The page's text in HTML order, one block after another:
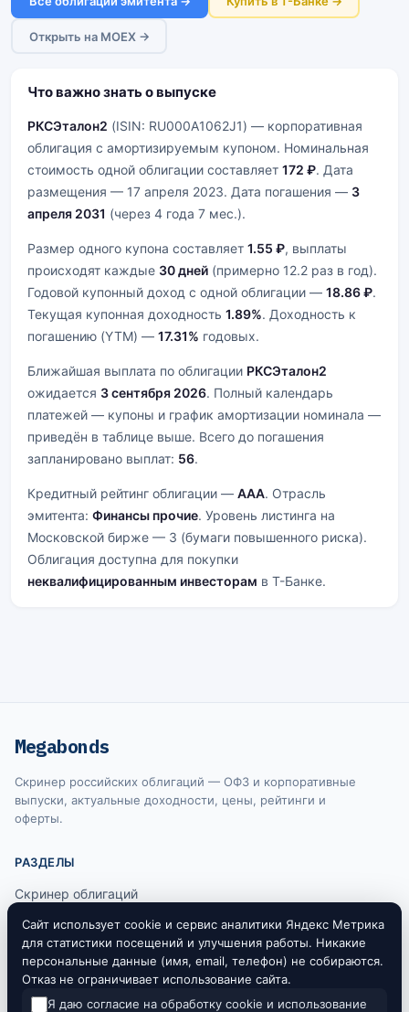
Открыть на MOEX →
Что важно знать о выпуске
РКСЭталон2 (ISIN: RU000A1062J1) — корпоративная
облигация с амортизируемым купоном. Номинальная
стоимость одной облигации составляет 172 ₽. Дата
размещения — 17 апреля 2023. Дата погашения — 3
апреля 2031 (через 4 года 7 мес.).
Размер одного купона составляет 1.55 ₽, выплаты
происходят каждые 30 дней (примерно 12.2 раз в год).
Годовой купонный доход с одной облигации — 18.86 ₽.
Текущая купонная доходность 1.89%. Доходность к
погашению (YTM) — 17.31% годовых.
Ближайшая выплата по облигации РКСЭталон2
ожидается 3 сентября 2026. Полный календарь
платежей — купоны и график амортизации номинала —
приведён в таблице выше. Всего до погашения
запланировано выплат: 56.
Кредитный рейтинг облигации — AAA. Отрасль
эмитента: Финансы прочие. Уровень листинга на
Московской бирже — 3 (бумаги повышенного риска).
Облигация доступна для покупки
неквалифицированным инвесторам в Т-Банке.
Megabonds
Скринер российских облигаций — ОФЗ и корпоративные
выпуски, актуальные доходности, цены, рейтинги и
оферты.
РАЗДЕЛЫ
Скринер облигаций
Ключевая ставка ЦБ
RUONIA
Сайт использует cookie и сервис аналитики Яндекс Метрика
для статистики посещений и улучшения работы. Никакие
персональные данные (имя, email, телефон) не собираются.
Отказ не ограничивает использование сайта.
Я даю согласие на обработку cookie и использование